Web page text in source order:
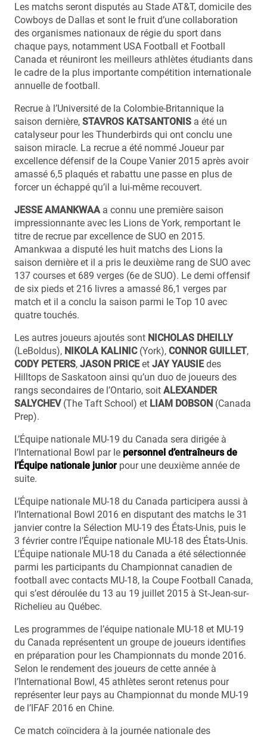
Les matchs seront disputés au Stade AT&T, domicile des
Cowboys de Dallas et sont le fruit d’une collaboration
des organismes nationaux de régie du sport dans
chaque pays, notamment USA Football et Football
Canada et réuniront les meilleurs athlètes étudiants dans
le cadre de la plus importante compétition internationale
annuelle de football.
Recrue à l’Université de la Colombie-Britannique la
saison dernière, STAVROS KATSANTONIS a été un
catalyseur pour les Thunderbirds qui ont conclu une
saison miracle. La recrue a été nommé Joueur par
excellence défensif de la Coupe Vanier 2015 après avoir
amassé 6,5 plaqués et rabattu une passe en plus de
forcer un échappé qu’il a lui-même recouvert.
JESSE AMANKWAA a connu une première saison
impressionnante avec les Lions de York, remportant le
titre de recrue par excellence de SUO en 2015.
Amankwaa a disputé les huit matchs des Lions la
saison dernière et il a pris le deuxième rang de SUO avec
137 courses et 689 verges (6e de SUO). Le demi offensif
de six pieds et 216 livres a amassé 86,1 verges par
match et il a conclu la saison parmi le Top 10 avec
quatre touchés.
Les autres joueurs ajoutés sont NICHOLAS DHEILLY
(LeBoldus), NIKOLA KALINIC(York), CONNOR GUILLET,
CODY PETERS, JASON PRICEet JAY YAUSIEdes
Hilltops de Saskatoon ainsi qu’un duo de joueurs des
rangs secondaires de l’Ontario, soit ALEXANDER
SALYCHEV(The Taft School) et LIAM DOBSON (Canada
Prep).
L’Équipe nationale MU-19 du Canada sera dirigée à
l’International Bowl par le personnel d’entraîneurs de
l’Équipe nationale junior pour une deuxième année de
suite.
L’Équipe nationale MU-18 du Canada participera aussi à
l’International Bowl 2016 en disputant des matchs le 31
janvier contre la Sélection MU-19 des États-Unis, puis le
3 février contre l’Équipe nationale MU-18 des États-Unis.
L’Équipe nationale MU-18 du Canada a été sélectionnée
parmi les participants du Championnat canadien de
football avec contacts MU-18, la Coupe Football Canada,
qui s’est déroulée du 13 au 19 juillet 2015 à St-Jean-sur-
Richelieu au Québec.
Les programmes de l’équipe nationale MU-18 et MU-19
du Canada représentent un groupe de joueurs identifies
en préparation pour les Championnats du monde 2016.
Selon le rendement des joueurs de cette année à
l’International Bowl, 45 athlètes seront retenus pour
représenter leur pays au Championnat du monde MU-19
de l’IFAF 2016 en Chine.
Ce match coïncidera à la journée nationale des